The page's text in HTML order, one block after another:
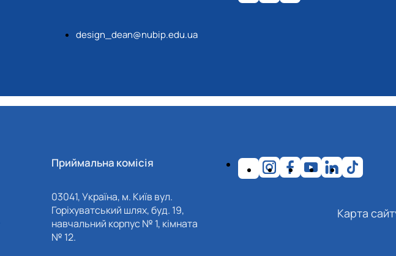
design_dean@nubip.edu.ua
Приймальна комісія
03041, Україна, м. Київ вул.
Горіхуватський шлях, буд. 19,
навчальний корпус № 1, кімната
№ 12.
Карта